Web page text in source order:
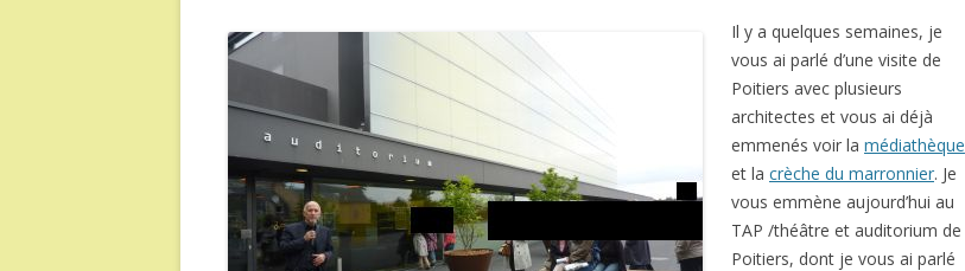
Il y a quelques semaines, je
vous ai parlé d’une visite de
Poitiers avec plusieurs
architectes et vous ai déjà
emmenés voir la médiathèque
et la crèche du marronnier. Je
vous emmène aujourd’hui au
TAP /théâtre et auditorium de
Poitiers, dont je vous ai parlé